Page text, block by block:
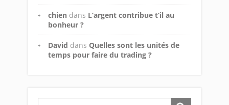
chien dans L’argent contribue t’il au
bonheur ?
David dans Quelles sont les unités de
temps pour faire du trading ?